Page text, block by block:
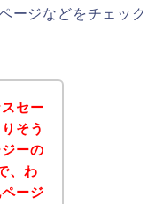
ージなどをチェック
セー
そう
ーの
、わ
ージ